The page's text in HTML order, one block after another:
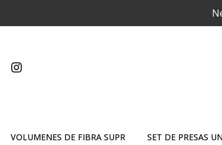
VOLUMENES DE FIBRA SUPR SET DE PRESAS